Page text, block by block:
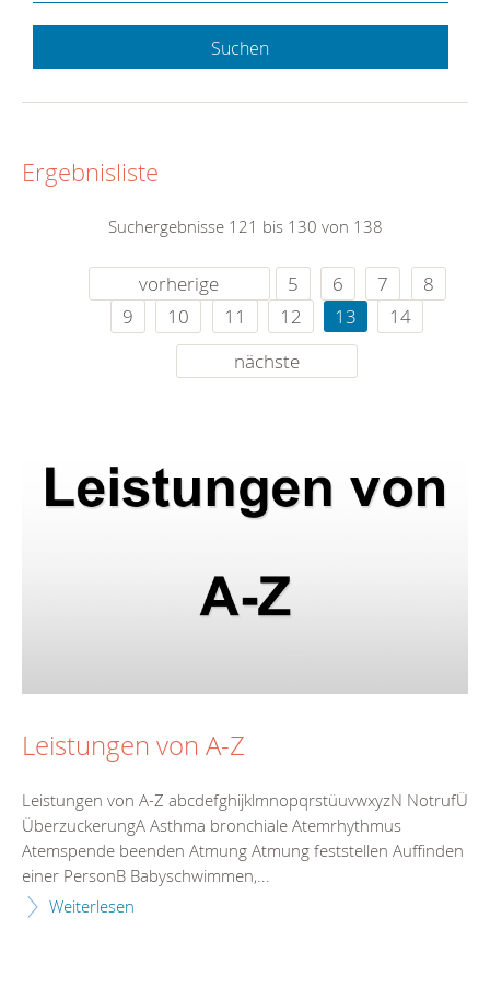
Suchen
Ergebnisliste
Suchergebnisse 121 bis 130 von 138
vorherige 5 6 7
8
9
10 11 12 13
14
nächste
Leistungen von A-Z
Leistungen von A-Z abcdefghijklmnopqrstüuvwxyzN NotrufÜ
ÜberzuckerungA Asthma bronchiale Atemrhythmus
Atemspende beenden Atmung Atmung feststellen Auffinden
einer PersonB Babyschwimmen,...
Weiterlesen